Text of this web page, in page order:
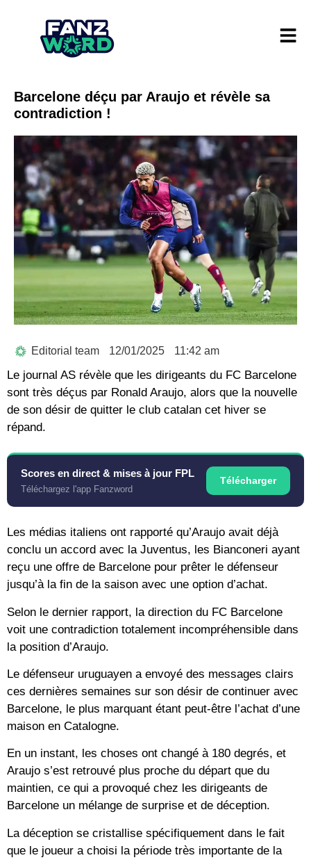
Barcelone déçu par Araujo et révèle sa
contradiction !
Editorial team 12/01/2025 11:42 am
Le journal AS révèle que les dirigeants du FC Barcelone
sont très déçus par Ronald Araujo, alors que la nouvelle
de son désir de quitter le club catalan cet hiver se
répand.
Scores en direct & mises à jour FPL
Téléchargez l'app Fanzword
Télécharger
Les médias italiens ont rapporté qu’Araujo avait déjà
conclu un accord avec la Juventus, les Bianconeri ayant
reçu une offre de Barcelone pour prêter le défenseur
jusqu’à la fin de la saison avec une option d’achat.
Selon le dernier rapport, la direction du FC Barcelone
voit une contradiction totalement incompréhensible dans
la position d’Araujo.
Le défenseur uruguayen a envoyé des messages clairs
ces dernières semaines sur son désir de continuer avec
Barcelone, le plus marquant étant peut-être l’achat d’une
maison en Catalogne.
En un instant, les choses ont changé à 180 degrés, et
Araujo s’est retrouvé plus proche du départ que du
maintien, ce qui a provoqué chez les dirigeants de
Barcelone un mélange de surprise et de déception.
La déception se cristallise spécifiquement dans le fait
que le joueur a choisi la période très importante de la